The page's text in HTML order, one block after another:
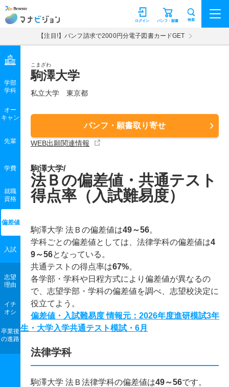
マナビジョン パンフ・願書
ログイン 検索
【注目!】パンフ請求で2000円分電子図書カードGET
こまざわ
駒澤大学
私立大学 東京都
パンフ・願書取り寄せ
WEB出願関連情報
学部
学科
オー
キャン
先輩
学費
就職
資格
偏差値
入試
志望
理由
イチ
オシ
卒業後
の進路
駒澤大学/
法Ｂの偏差値・共通テスト
得点率（入試難易度）
駒澤大学 法Ｂの偏差値は49～56。
学科ごとの偏差値としては、法律学科の偏差値は4
9～56となっている。
共通テストの得点率は67%。
各学部・学科や日程方式により偏差値が異なるの
で、志望学部・学科の偏差値を調べ、志望校決定に
役立てよう。
偏差値・入試難易度 情報元：2026年度進研模試3年
生・大学入学共通テスト模試・6月
法律学科
駒澤大学 法Ｂ法律学科の偏差値は49～56です。